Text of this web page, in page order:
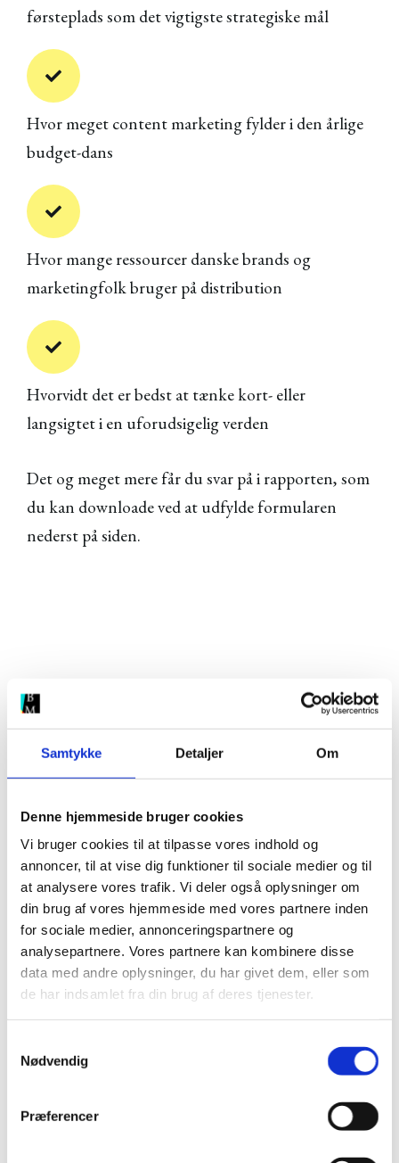
Samtykke Detaljer Om
Denne hjemmeside bruger cookies
Vi bruger cookies til at tilpasse vores indhold og
annoncer, til at vise dig funktioner til sociale medier og til
at analysere vores trafik. Vi deler også oplysninger om
din brug af vores hjemmeside med vores partnere inden
for sociale medier, annonceringspartnere og
analysepartnere. Vores partnere kan kombinere disse
data med andre oplysninger, du har givet dem, eller som
de har indsamlet fra din brug af deres tjenester.
Nødvendig
Præferencer
førsteplads som det vigtigste strategiske mål
Hvor meget content marketing fylder i den årlige
budget-dans
Hvor mange ressourcer danske brands og
marketingfolk bruger på distribution
Hvorvidt det er bedst at tænke kort- eller
langsigtet i en uforudsigelig verden
Det og meget mere får du svar på i rapporten, som
du kan downloade ved at udfylde formularen
nederst på siden.